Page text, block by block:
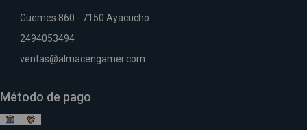
Guemes 860 - 7150 Ayacucho
2494053494
ventas@almacengamer.com
Método de pago